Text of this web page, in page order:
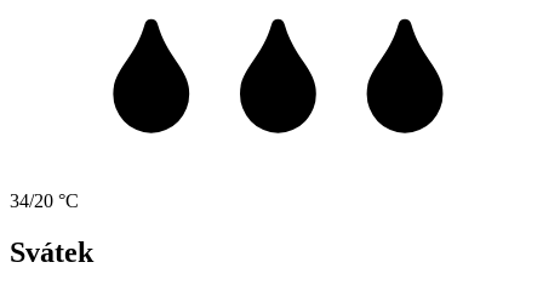
34/20 °C
Svátek